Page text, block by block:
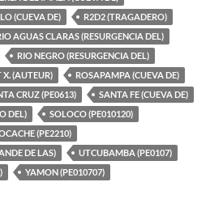
(CUEVA DE)
R2D2 (TRAGADERO)
AGUAS CLARAS (RESURGENCIA DEL)
RIO NEGRO (RESURGENCIA DEL)
X. (AUTEUR)
ROSAPAMPA (CUEVA DE)
CRUZ (PE0613)
SANTA FE (CUEVA DE)
DEL)
SOLOCO (PE010120)
(PE2210)
DE LAS)
UTCUBAMBA (PE0107)
YAMON (PE010707)